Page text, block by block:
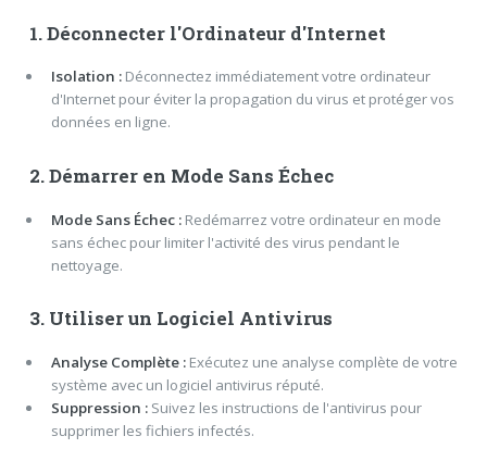
1. Déconnecter l'Ordinateur d'Internet
Isolation :Déconnectez immédiatement votre ordinateur
d'Internet pour éviter la propagation du virus et protéger vos
données en ligne.
2. Démarrer en Mode Sans Échec
Mode Sans Échec :Redémarrez votre ordinateur en mode
sans échec pour limiter l'activité des virus pendant le
nettoyage.
3. Utiliser un Logiciel Antivirus
Analyse Complète :Exécutez une analyse complète de votre
système avec un logiciel antivirus réputé.
Suppression :Suivez les instructions de l'antivirus pour
supprimer les fichiers infectés.